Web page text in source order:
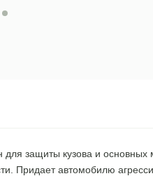
защиты кузова и основных
Придает автомобилю